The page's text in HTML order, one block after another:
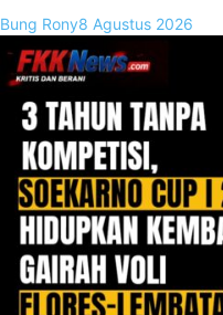
Bung Rony8 Agustus 2026